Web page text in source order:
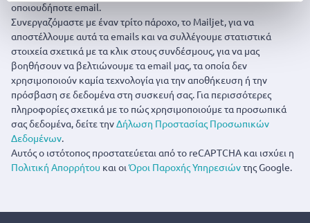
οποιουδήποτε email.
Συνεργαζόμαστε με έναν τρίτο πάροχο, το Mailjet, για να
αποστέλλουμε αυτά τα emails και να συλλέγουμε στατιστικά
στοιχεία σχετικά με τα κλικ στους συνδέσμους, για να μας
βοηθήσουν να βελτιώνουμε τα email μας, τα οποία δεν
χρησιμοποιούν καμία τεχνολογία για την αποθήκευση ή την
πρόσβαση σε δεδομένα στη συσκευή σας. Για περισσότερες
πληροφορίες σχετικά με το πώς χρησιμοποιούμε τα προσωπικά
σας δεδομένα, δείτε τηνΔήλωση Προστασίας Προσωπικών
Δεδομένων.
Αυτός ο ιστότοπος προστατεύεται από το reCAPTCHA και ισχύει η
Πολιτική Απορρήτου και οιΌροι Παροχής Υπηρεσιώντης Google.